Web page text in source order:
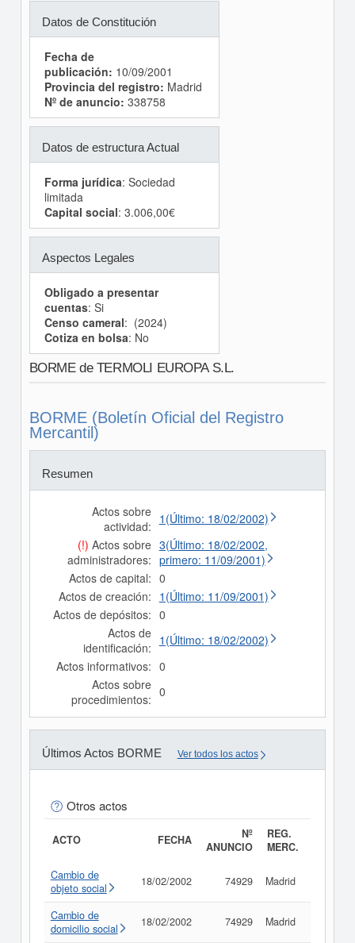
Datos de Constitución
Fecha de
publicación: 10/09/2001
Provincia del registro: Madrid
Nº de anuncio: 338758
Datos de estructura Actual
Forma jurídica: Sociedad
limitada
Capital social: 3.006,00€
Aspectos Legales
Obligado a presentar
cuentas: Si
Censo cameral: (2024)
Cotiza en bolsa: No
BORME de TERMOLI EUROPA S.L.
BORME (Boletín Oficial del Registro
Mercantil)
Resumen
Actos sobre
actividad: 1(Último: 18/02/2002)
(!) Actos sobre
administradores:
3(Último: 18/02/2002,
primero: 11/09/2001)
Actos de capital: 0
Actos de creación: 1(Último: 11/09/2001)
Actos de depósitos: 0
Actos de
identificación: 1(Último: 18/02/2002)
Actos informativos: 0
Actos sobre
procedimientos: 0
Últimos Actos BORME Ver todos los actos
Otros actos
ACTO FECHA
Nº
ANUNCIO
REG.
MERC.
Cambio de
objeto social
18/02/2002 74929 Madrid
Cambio de
domicilio social
18/02/2002 74929 Madrid